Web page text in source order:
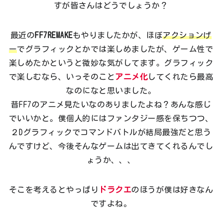
すが皆さんはどうでしょうか？
最近のFF7REMAKEもやりましたかが、ほぼアクションげ
ーでグラフィックとかでは楽しめましたが、ゲーム性で
楽しめたかというと微妙な気がしてます。グラフィック
で楽しむなら、いっそのことアニメ化してくれたら最高
なのになと思いました。
昔FF7のアニメ見たいなのありましたよね？あんな感じ
でいいかと。僕個人的にはファンタジー感を保ちつつ、
２Dグラフィックでコマンドバトルが結局最強だと思う
んですけど、今後そんなゲームは出てきてくれるんでし
ょうか、、、
そこを考えるとやっぱり ドラクエのほうが僕は好きなん
ですよね。